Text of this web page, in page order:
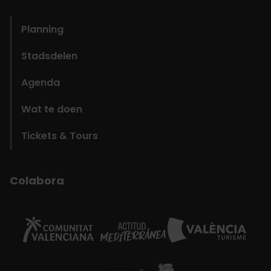
Planning
Stadsdelen
Agenda
Wat te doen
Tickets & Tours
Colabora